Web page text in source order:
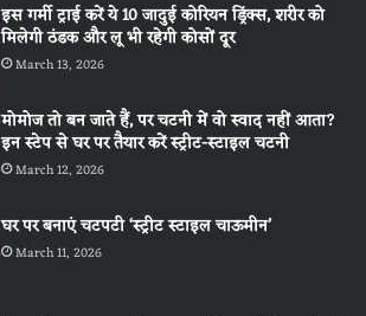
इस गर्मी ट्राई करें ये 10 जादुई कोरियन ड्रिंक्स, शरीर को
मिलेगी ठंडक और लू भी रहेगी कोसों दूर
March 13, 2026
मोमोज तो बन जाते हैं, पर चटनी में वो स्वाद नहीं आता?
इन स्टेप से घर पर तैयार करें स्ट्रीट-स्टाइल चटनी
March 12, 2026
घर पर बनाएं चटपटी ‘स्ट्रीट स्टाइल चाऊमीन’
March 11, 2026